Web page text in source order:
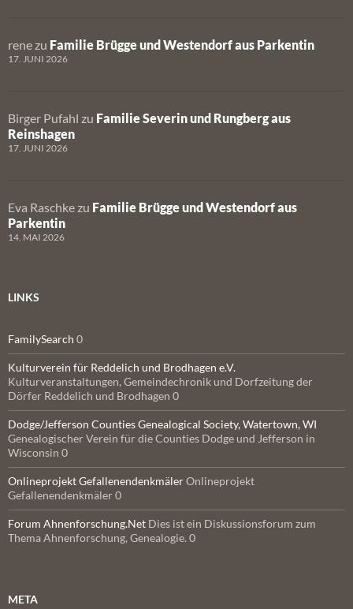
rene zu Familie Brügge und Westendorf aus Parkentin
17. JUNI 2026
Birger Pufahl zu Familie Severin und Rungberg aus
Reinshagen
17. JUNI 2026
Eva Raschke zu Familie Brügge und Westendorf aus
Parkentin
14. MAI 2026
LINKS
FamilySearch 0
Kulturverein für Reddelich und Brodhagen e.V.
Kulturveranstaltungen, Gemeindechronik und Dorfzeitung der
Dörfer Reddelich und Brodhagen 0
Dodge/Jefferson Counties Genealogical Society, Watertown, WI
Genealogischer Verein für die Counties Dodge und Jefferson in
Wisconsin 0
Onlineprojekt GefallenendenkmälerOnlineprojekt
Gefallenendenkmäler 0
Forum Ahnenforschung.Net Dies ist ein Diskussionsforum zum
Thema Ahnenforschung, Genealogie. 0
META